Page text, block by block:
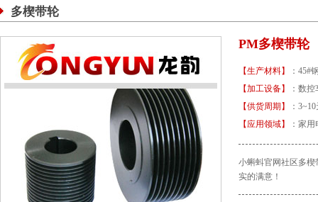
多楔带轮
PM多楔带轮
【生产材料】
：
【加工设备】
：数
【供货周期】
：
【应用领域】
：家
小蝌蚪官网社区多楔
实的满意！